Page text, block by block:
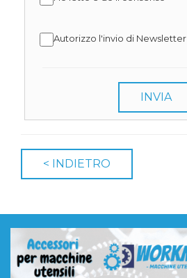
Autorizzo l'invio di Newsletter
INVIA